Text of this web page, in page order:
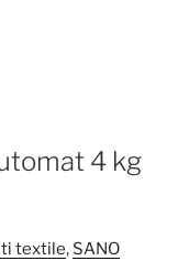
4 kg
textile, SANO